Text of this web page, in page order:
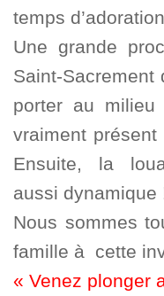
temps
Une grande
Saint-Sacrement
porter au milieu
vraiment
Ensuite, la
aussi dynamique
Nous sommes
famille à cette
« Venez plonger